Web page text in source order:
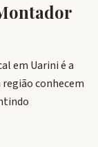
em Uarini é a
conhecem